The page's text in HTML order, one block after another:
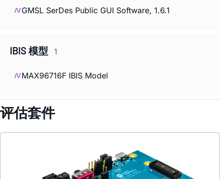
GMSL SerDes Public GUI Software, 1.6.1
IBIS 模型 1
MAX96716F IBIS Model
评估套件